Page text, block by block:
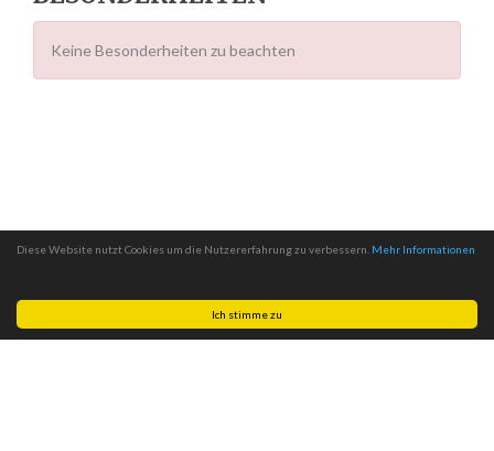
Ich stimme zu
Diese Website nutzt Cookies um die Nutzererfahrung zu verbessern. Mehr Informationen
Keine Besonderheiten zu beachten